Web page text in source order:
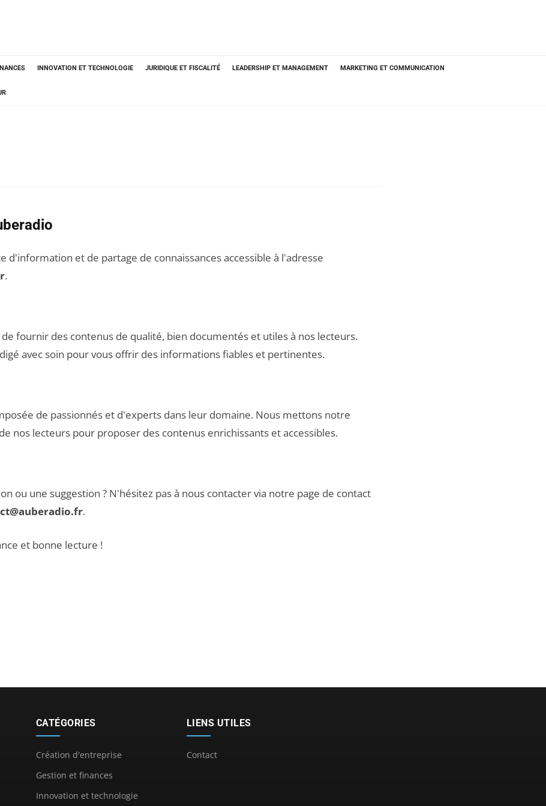
INNOVATION ET TECHNOLOGIE JURIDIQUE ET FISCALITÉ LEADERSHIP ET MANAGEMENT MARKETING ET COMMUNICATION
d'information et de partage de connaissances accessible à l'adresse
.
fournir des contenus de qualité, bien documentés et utiles à nos lecteurs.
avec soin pour vous offrir des informations fiables et pertinentes.
de passionnés et d'experts dans leur domaine. Nous mettons notre
nos lecteurs pour proposer des contenus enrichissants et accessibles.
ou une suggestion ? N'hésitez pas à nous contacter via notre page de contact
.
et bonne lecture !
CATÉGORIES
Création d'entreprise
Gestion et finances
Innovation et technologie
LIENS UTILES
Contact